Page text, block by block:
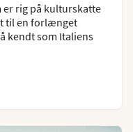
er rig på kulturskatte
til en forlænget
kendt som Italiens